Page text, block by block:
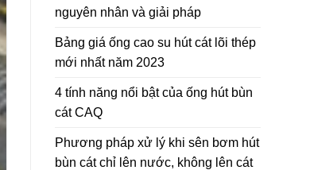
Giá mua ống cao su
nguyên nhân và giải pháp
Bảng giá ống cao su hút cát lõi thép
mới nhất năm 2023
4 tính năng nổi bật của ống hút bùn
cát CAQ
Phương pháp xử lý khi sên bơm hút
bùn cát chỉ lên nước, không lên cát